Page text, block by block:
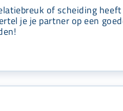
of scheiding
je je partner op een